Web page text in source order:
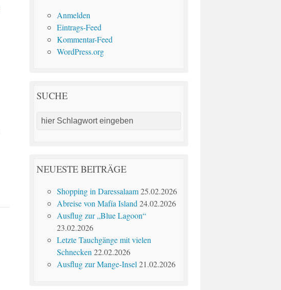
Anmelden
Eintrags-Feed
Kommentar-Feed
WordPress.org
SUCHE
NEUESTE BEITRÄGE
Shopping in Daressalaam 25.02.2026
Abreise von Mafía Island 24.02.2026
Ausflug zur „Blue Lagoon“
23.02.2026
Letzte Tauchgänge mit vielen
Schnecken 22.02.2026
Ausflug zur Mange-Insel 21.02.2026